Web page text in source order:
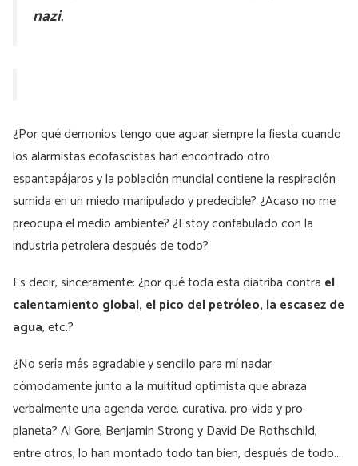
nazi.
¿Por qué demonios tengo que aguar siempre la fiesta cuando
los alarmistas ecofascistas han encontrado otro
espantapájaros y la población mundial contiene la respiración
sumida en un miedo manipulado y predecible? ¿Acaso no me
preocupa el medio ambiente? ¿Estoy confabulado con la
industria petrolera después de todo?
Es decir, sinceramente: ¿por qué toda esta diatriba contra el
calentamiento global, el pico del petróleo, la escasez de
agua, etc.?
¿No sería más agradable y sencillo para mí nadar
cómodamente junto a la multitud optimista que abraza
verbalmente una agenda verde, curativa, pro-vida y pro-
planeta? Al Gore, Benjamin Strong y David De Rothschild,
entre otros, lo han montado todo tan bien, después de todo…